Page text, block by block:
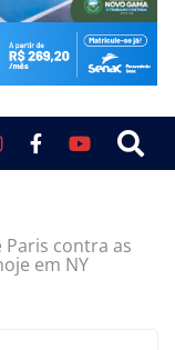
Paris contra as
em NY